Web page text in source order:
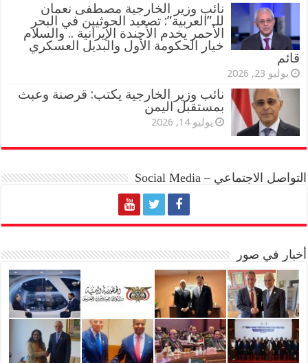
نائب وزير الخارجية مصطفى نعمان
للـ”العربية”: تصعيد الحوثيين في البحر
الأحمر يخدم الأجندة الإيرانية .. والسلام
خيار الحكومة الأول والبديل العسكري
قائم
يوليو 23, 2026
نائب وزير الخارجية يكتب: قرصنة وعبث
بمستقبل اليمن
يوليو 14, 2026
التواصل الاجتماعي – Social Media
أخبار في صور